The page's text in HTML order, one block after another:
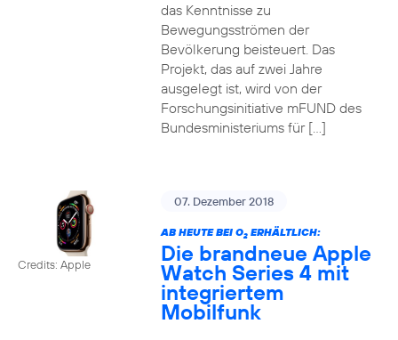
das Kenntnisse zu
Bewegungsströmen der
Bevölkerung beisteuert. Das
Projekt, das auf zwei Jahre
ausgelegt ist, wird von der
Forschungsinitiative mFUND des
Bundesministeriums für […]
Credits: Apple
07. Dezember 2018
AB HEUTE BEI O2ERHÄLTLICH:
Die brandneue Apple
Watch Series 4 mit
integriertem
Mobilfunk